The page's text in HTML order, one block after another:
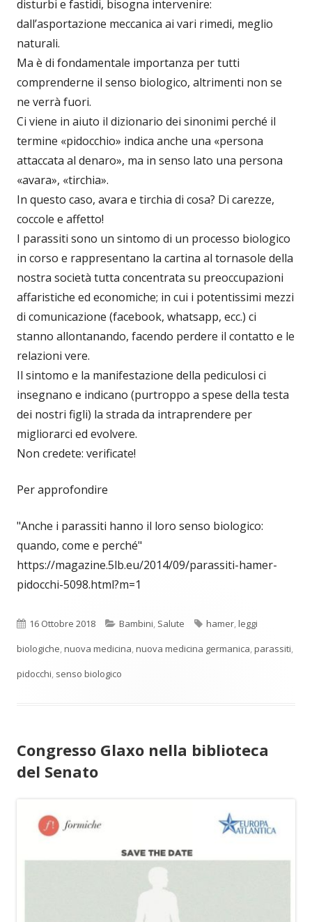
disturbi e fastidi, bisogna intervenire:
dall’asportazione meccanica ai vari rimedi, meglio
naturali.
Ma è di fondamentale importanza per tutti
comprenderne il senso biologico, altrimenti non se
ne verrà fuori.
Ci viene in aiuto il dizionario dei sinonimi perché il
termine «pidocchio» indica anche una «persona
attaccata al denaro», ma in senso lato una persona
«avara», «tirchia».
In questo caso, avara e tirchia di cosa? Di carezze,
coccole e affetto!
I parassiti sono un sintomo di un processo biologico
in corso e rappresentano la cartina al tornasole della
nostra società tutta concentrata su preoccupazioni
affaristiche ed economiche; in cui i potentissimi mezzi
di comunicazione (facebook, whatsapp, ecc.) ci
stanno allontanando, facendo perdere il contatto e le
relazioni vere.
Il sintomo e la manifestazione della pediculosi ci
insegnano e indicano (purtroppo a spese della testa
dei nostri figli) la strada da intraprendere per
migliorarci ed evolvere.
Non credete: verificate!
Per approfondire
"Anche i parassiti hanno il loro senso biologico:
quando, come e perché"
https://magazine.5lb.eu/2014/09/parassiti-hamer-
pidocchi-5098.html?m=1
Pubblicato
16 Ottobre 2018 Categorie
Bambini, Salute Tag
hamer,leggi
biologiche,nuova medicina,nuova medicina germanica,parassiti,
pidocchi, senso biologico
Congresso Glaxo nella biblioteca
del Senato